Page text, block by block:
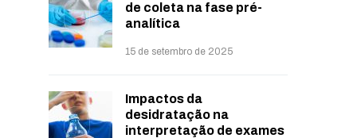
de coleta na fase pré-
analítica
15 de setembro de 2025
Impactos da
desidratação na
interpretação de exames